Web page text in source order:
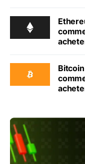
Bitcoin